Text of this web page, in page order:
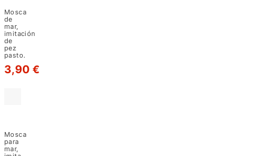
M11
Mosca
de
mar,
imitación
de
pez
pasto.
3,90 €
Black
White
-
Mosca
para
mar,